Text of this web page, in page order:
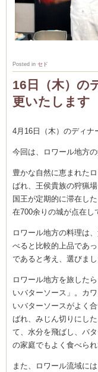
Posted in セド
16日（木）の
更いたします
4月16日（木）のディナ
今回は、ロワール地方の
豊かな自然に恵まれた
ばれ、王侯貴族の狩猟
国王が定期的に滞在し
在700余りの城が点在し
ロワール地方の料理は
べると比較的上品であ
であると考え、選びまし
ロワール地方を旅した
いバターソース」。カ
いバターソースがよく
ばれ、みじん切りにし
て、水分を飛ばし、バ
の家庭でもよく食べら
また、ロワール流域に